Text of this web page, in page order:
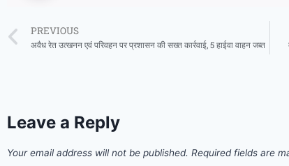
PREVIOUS
अवैध रेत उत्खनन एवं परिवहन पर प्रशासन की सख्त कार्रवाई, 5 हाईवा वाहन जब्त
Leave a Reply
Your email address will not be published. Required fields are